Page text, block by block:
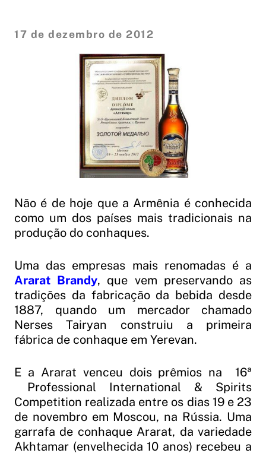
17 de dezembro de 2012
Não é de hoje que a Armênia é conhecida
como um dos países mais tradicionais na
produção do conhaques.
Uma das empresas mais renomadas é a
Ararat Brandy, que vem preservando as
tradições da fabricação da bebida desde
1887, quando um mercador chamado
Nerses Tairyan construiu a primeira
fábrica de conhaque em Yerevan.
E a Ararat venceu dois prêmios na 16ª
Professional International & Spirits
Competition realizada entre os dias 19 e 23
de novembro em Moscou, na Rússia. Uma
garrafa de conhaque Ararat, da variedade
Akhtamar (envelhecida 10 anos) recebeu a